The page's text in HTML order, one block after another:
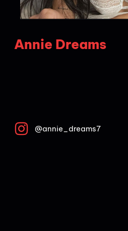
Annie Dreams
@annie_dreams7